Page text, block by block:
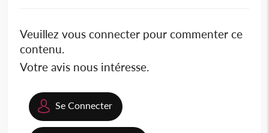
Veuillez vous connecter pour commenter ce
contenu.
Votre avis nous intéresse.
Se Connecter